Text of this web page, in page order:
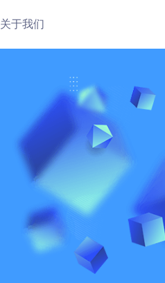
关于我们